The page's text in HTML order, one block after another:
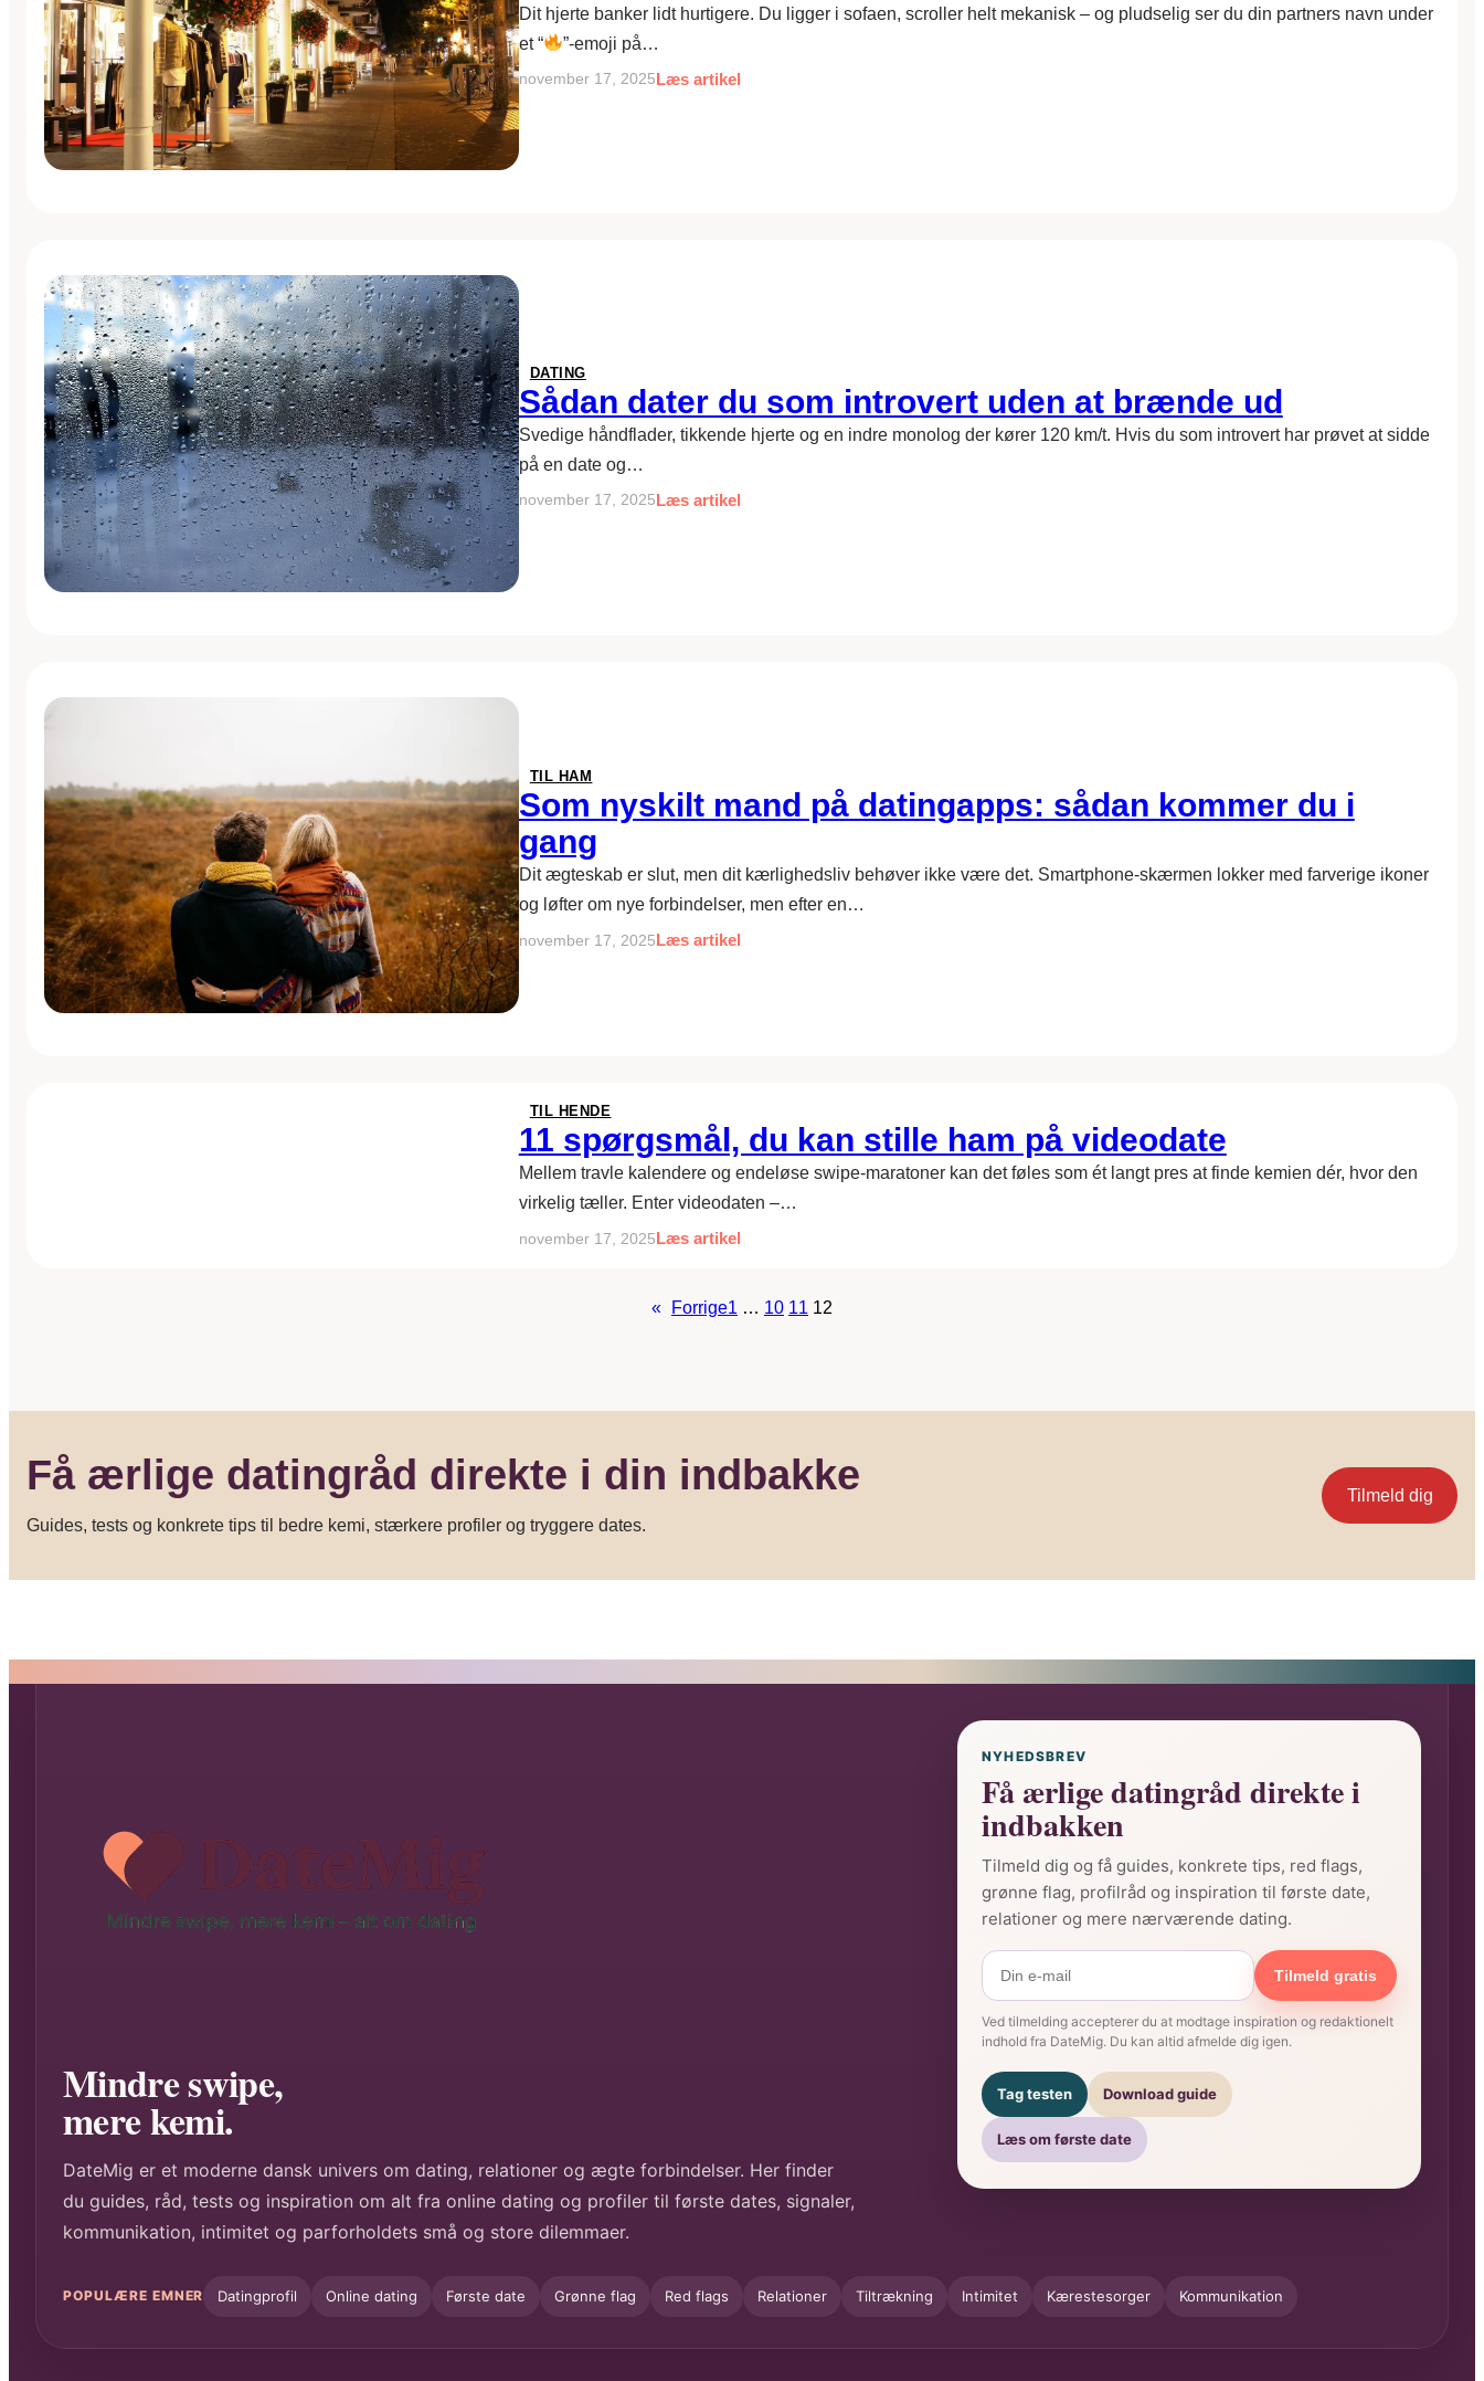
Dit hjerte banker lidt hurtigere. Du ligger i sofaen, scroller helt mekanisk – og pludselig ser du din partners navn under
et “
”-emoji på…
november 17, 2025Læs artikel
DATING
Sådan dater du som introvert uden at brænde ud
Svedige håndflader, tikkende hjerte og en indre monolog der kører 120 km/t. Hvis du som introvert har prøvet at sidde
på en date og…
november 17, 2025Læs artikel
TIL HAM
Som nyskilt mand på datingapps: sådan kommer du i
gang
Dit ægteskab er slut, men dit kærlighedsliv behøver ikke være det. Smartphone-skærmen lokker med farverige ikoner
og løfter om nye forbindelser, men efter en…
november 17, 2025Læs artikel
TIL HENDE
11 spørgsmål, du kan stille ham på videodate
Mellem travle kalendere og endeløse swipe-maratoner kan det føles som ét langt pres at finde kemien dér, hvor den
virkelig tæller. Enter videodaten –…
november 17, 2025Læs artikel
« Forrige1 … 10 11 12
Få ærlige datingråd direkte i din indbakke
Guides, tests og konkrete tips til bedre kemi, stærkere profiler og tryggere dates.
Tilmeld dig
Mindre swipe,
mere kemi.
DateMig er et moderne dansk univers om dating, relationer og ægte forbindelser. Her finder
du guides, råd, tests og inspiration om alt fra online dating og profiler til første dates, signaler,
kommunikation, intimitet og parforholdets små og store dilemmaer.
NYHEDSBREV
Få ærlige datingråd direkte i
indbakken
Tilmeld dig og få guides, konkrete tips, red flags,
grønne flag, profilråd og inspiration til første date,
relationer og mere nærværende dating.
Tilmeld gratis
Ved tilmelding accepterer du at modtage inspiration og redaktionelt
indhold fra DateMig. Du kan altid afmelde dig igen.
Tag testen Download guide
Læs om første date
POPULÆRE EMNER Datingprofil Online dating Første date Grønne flag Red flags Relationer Tiltrækning Intimitet Kærestesorger Kommunikation